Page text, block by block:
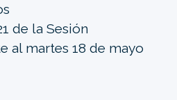
de la Sesión
al martes 18 de mayo